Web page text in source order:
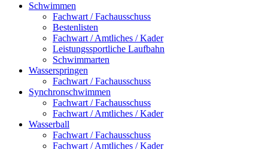
Schwimmen
Fachwart / Fachausschuss
Bestenlisten
Fachwart / Amtliches / Kader
Leistungssportliche Laufbahn
Schwimmarten
Wasserspringen
Fachwart / Fachausschuss
Synchronschwimmen
Fachwart / Fachausschuss
Fachwart / Amtliches / Kader
Wasserball
Fachwart / Fachausschuss
Fachwart / Amtliches / Kader